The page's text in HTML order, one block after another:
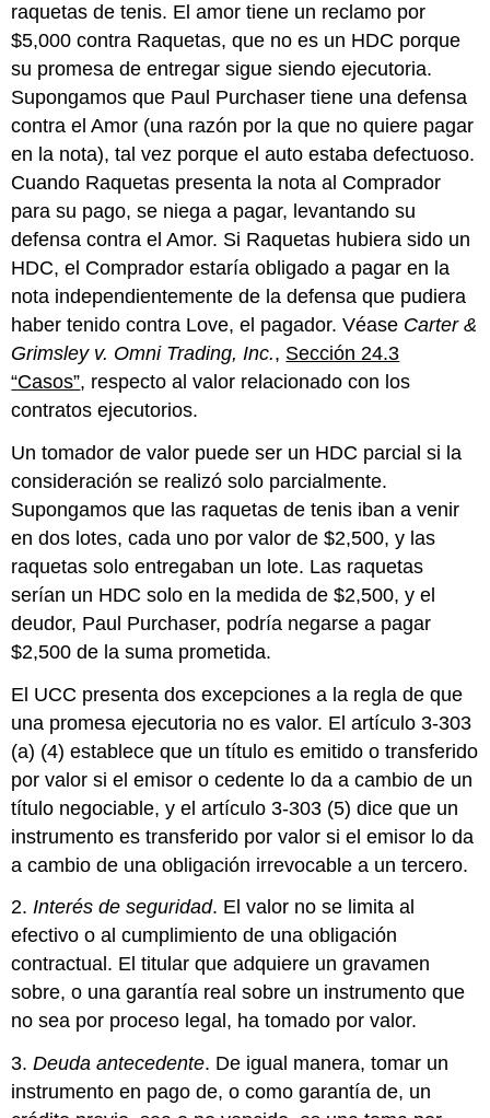
raquetas de tenis. El amor tiene un reclamo por
$5,000 contra Raquetas, que no es un HDC porque
su promesa de entregar sigue siendo ejecutoria.
Supongamos que Paul Purchaser tiene una defensa
contra el Amor (una razón por la que no quiere pagar
en la nota), tal vez porque el auto estaba defectuoso.
Cuando Raquetas presenta la nota al Comprador
para su pago, se niega a pagar, levantando su
defensa contra el Amor. Si Raquetas hubiera sido un
HDC, el Comprador estaría obligado a pagar en la
nota independientemente de la defensa que pudiera
haber tenido contra Love, el pagador. Véase Carter &
Grimsley v. Omni Trading, Inc., Sección 24.3
“Casos”, respecto al valor relacionado con los
contratos ejecutorios.
Un tomador de valor puede ser un HDC parcial si la
consideración se realizó solo parcialmente.
Supongamos que las raquetas de tenis iban a venir
en dos lotes, cada uno por valor de $2,500, y las
raquetas solo entregaban un lote. Las raquetas
serían un HDC solo en la medida de $2,500, y el
deudor, Paul Purchaser, podría negarse a pagar
$2,500 de la suma prometida.
El UCC presenta dos excepciones a la regla de que
una promesa ejecutoria no es valor. El artículo 3-303
(a) (4) establece que un título es emitido o transferido
por valor si el emisor o cedente lo da a cambio de un
título negociable, y el artículo 3-303 (5) dice que un
instrumento es transferido por valor si el emisor lo da
a cambio de una obligación irrevocable a un tercero.
2.Interés de seguridad. El valor no se limita al
efectivo o al cumplimiento de una obligación
contractual. El titular que adquiere un gravamen
sobre, o una garantía real sobre un instrumento que
no sea por proceso legal, ha tomado por valor.
3.Deuda antecedente. De igual manera, tomar un
instrumento en pago de, o como garantía de, un